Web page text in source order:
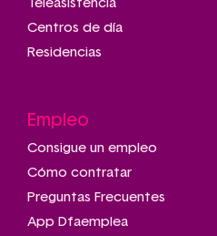
Teleasistencia
Centros de día
Residencias
Empleo
Consigue un empleo
Cómo contratar
Preguntas Frecuentes
App Dfaemplea